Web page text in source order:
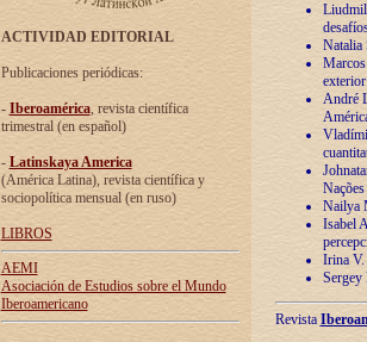
ACTIVIDAD EDITORIAL
Publicaciones periódicas:
- Iberoamérica, revista científica
trimestral (en español)
- Latinskaya America
(América Latina), revista científica y
sociopolítica mensual (en ruso)
LIBROS
AEMI
Asociación de Estudios sobre el Mundo
Iberoamericano
Natalia
André
Nailya
Isabel
Irina V.
Sergey
Revista